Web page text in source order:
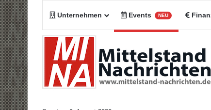
Unternehmen Events NEU